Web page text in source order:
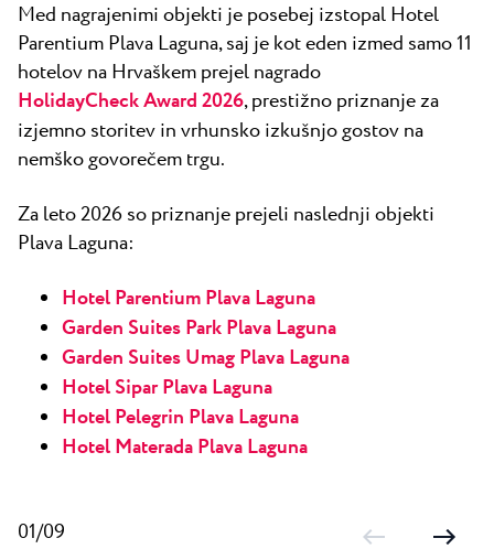
Med nagrajenimi objekti je posebej izstopal Hotel
Parentium Plava Laguna, saj je kot eden izmed samo 11
hotelov na Hrvaškem prejel nagrado
HolidayCheck Award 2026, prestižno priznanje za
izjemno storitev in vrhunsko izkušnjo gostov na
nemško govorečem trgu.
Za leto 2026 so priznanje prejeli naslednji objekti
Plava Laguna:
Hotel Parentium Plava Laguna
Garden Suites Park Plava Laguna
Garden Suites Umag Plava Laguna
Hotel Sipar Plava Laguna
Hotel Pelegrin Plava Laguna
Hotel Materada Plava Laguna
01/09